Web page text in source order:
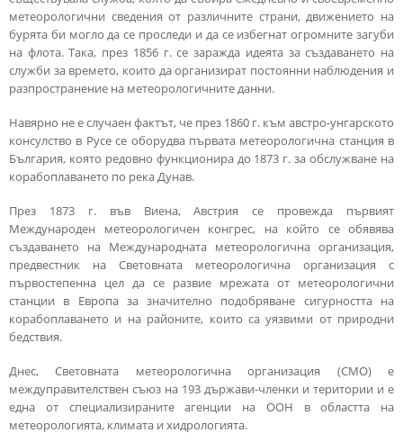
метеорологични сведения от различните страни, движението на
бурята би могло да се проследи и да се избегнат огромните загуби
на флота. Така, през 1856 г. се заражда идеята за създаването на
служби за времето, които да организират постоянни наблюдения и
разпространение на метеорологичните данни.
Навярно не е случаен фактът, че през 1860 г. към австро-унгарското
консулство в Русе се оборудва първата метеорологична станция в
България, която редовно функционира до 1873 г. за обслужване на
корабоплаването по река Дунав.
През 1873 г. във Виена, Австрия се провежда първият
Международен метеорологичен конгрес, на който се обявява
създаването на Международната метеорологична организация,
предвестник на Световната метеорологична организация с
първостепенна цел да се развие мрежата от метеорологични
станции в Европа за значително подобряване сигурността на
корабоплаването и на районите, които са уязвими от природни
бедствия.
Днес, Световната метеорологична организация (СМО) е
междуправителствен съюз на 193 държави-членки и територии и е
една от специализираните агенции на ООН в областта на
метеорологията, климата и хидрологията.